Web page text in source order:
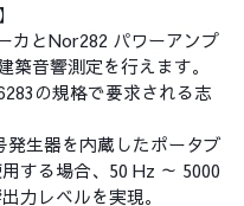
カとNor282 パワーアンプ
築音響測定を行えます。
の規格で要求される志
発生器を内蔵したポータブ
する場合、50 Hz ～ 5000
力レベルを実現。